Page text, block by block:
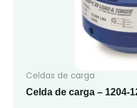
Celdas de carga
Celda de carga – 1204-